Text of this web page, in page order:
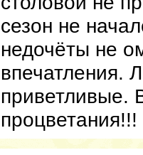
сезон не
недочёты не
впечатления.
приветливые.
процветания!!!